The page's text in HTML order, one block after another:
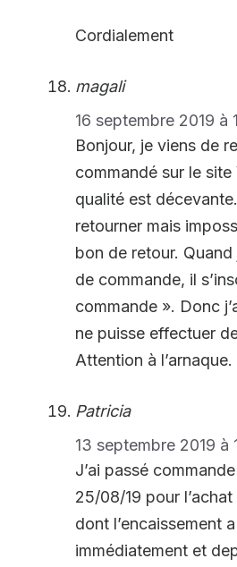
Cordialement
magali
16 septembre 2019 à
Bonjour, je viens de
commandé sur le
qualité est
retourner mais
bon de retour.
de commande, il
commande ». Donc
ne puisse effectuer
Attention à l’arnaque.
Patricia
13 septembre 2019 à
J’ai passé
25/08/19 pour l’achat
dont l’encaissement
immédiatement et